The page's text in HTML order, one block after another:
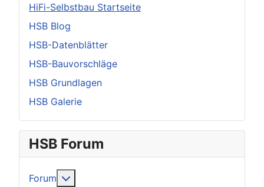
HiFi-Selbstbau Startseite
HSB Blog
HSB-Datenblätter
HSB-Bauvorschläge
HSB Grundlagen
HSB Galerie
HSB Forum
Forum